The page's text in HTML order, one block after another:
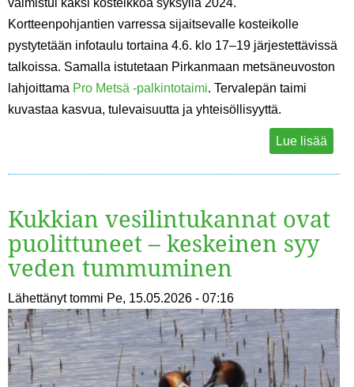
valmistui kaksi kosteikkoa syksyllä 2024.
Kortteenpohjantien varressa sijaitsevalle kosteikolle
pystytetään infotaulu tortaina 4.6. klo 17–19 järjestettävissä
talkoissa. Samalla istutetaan Pirkanmaan metsäneuvoston
lahjoittama Pro Metsä -palkintotaimi. Tervalepän taimi
kuvastaa kasvua, tulevaisuutta ja yhteisöllisyyttä.
Lue lisää
Kukkian vesilintukannat ovat
puolittuneet – keskeinen syy
veden tummuminen
Lähettänyttommi Pe, 15.05.2026 - 07:16